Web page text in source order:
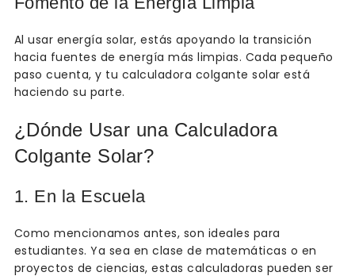
Al usar energía solar, estás apoyando la transición
hacia fuentes de energía más limpias. Cada pequeño
paso cuenta, y tu calculadora colgante solar está
haciendo su parte.
¿Dónde Usar una Calculadora
Colgante Solar?
1. En la Escuela
Como mencionamos antes, son ideales para
estudiantes. Ya sea en clase de matemáticas o en
proyectos de ciencias, estas calculadoras pueden ser